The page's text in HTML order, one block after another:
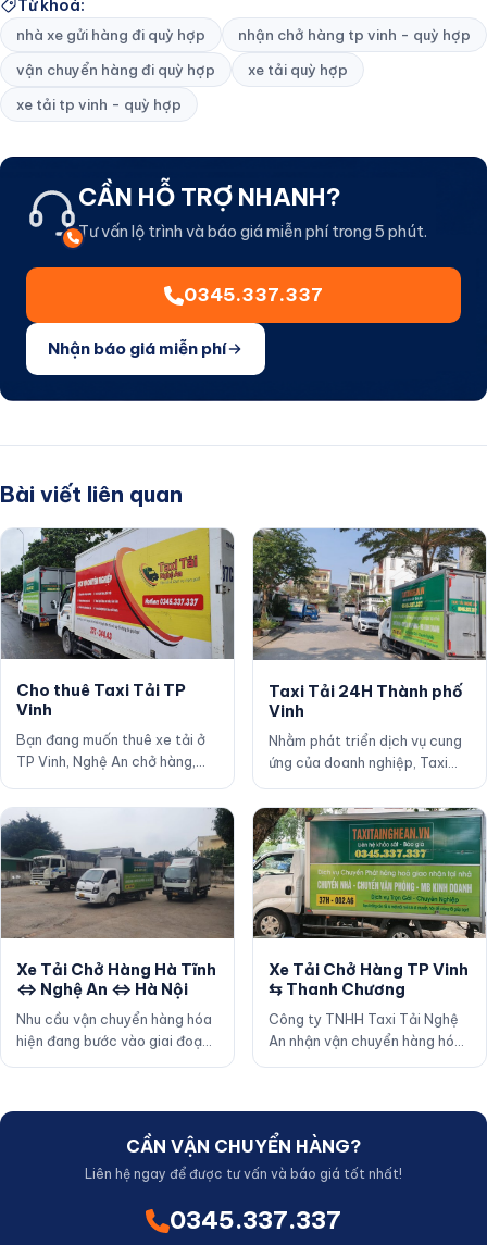
Từ khoá:
nhà xe gửi hàng đi quỳ hợp
nhận chở hàng tp vinh - quỳ hợp
vận chuyển hàng đi quỳ hợp
xe tải quỳ hợp
xe tải tp vinh - quỳ hợp
CẦN HỖ TRỢ NHANH?
Tư vấn lộ trình và báo giá miễn phí trong 5 phút.
0345.337.337
Nhận báo giá miễn phí
Bài viết liên quan
Cho thuê Taxi Tải TP
Vinh
Bạn đang muốn thuê xe tải ở
TP Vinh, Nghệ An chở hàng,
chưa biết dịch v…
Taxi Tải 24H Thành phố
Vinh
Nhằm phát triển dịch vụ cung
ứng của doanh nghiệp, Taxi
dịch vụ cho thuê x…
Xe Tải Chở Hàng Hà Tĩnh
⇔ Nghệ An ⇔ Hà Nội
Nhu cầu vận chuyển hàng hóa
hiện đang bước vào giai đoạn
cao điểm, thị trường vận
Xe Tải Chở Hàng TP Vinh
⇆ Thanh Chương
Công ty TNHH Taxi Tải Nghệ
An nhận vận chuyển hàng hóa
CẦN VẬN CHUYỂN HÀNG?
Liên hệ ngay để được tư vấn và báo giá tốt nhất!
0345.337.337